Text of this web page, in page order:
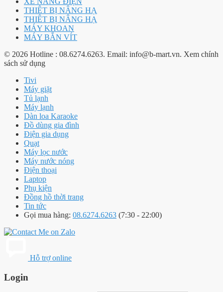
THIÊT BỊ NÂNG HẠ
THIÊT BỊ NÂNG HẠ
MÁY KHOAN
MÁY BẮN VÍT
© 2026 Hotline : 08.6274.6263. Email: info@b-mart.vn. Xem chính
sách sử dụng
Tivi
Máy giặt
Tủ lạnh
Máy lạnh
Dàn loa Karaoke
Đồ dùng gia đình
Điện gia dụng
Quạt
Máy lọc nước
Máy nước nóng
Điện thoại
Laptop
Phụ kiện
Đồng hồ thời trang
Tin tức
Gọi mua hàng: 08.6274.6263 (7:30 - 22:00)
Hỗ trợ online
Login